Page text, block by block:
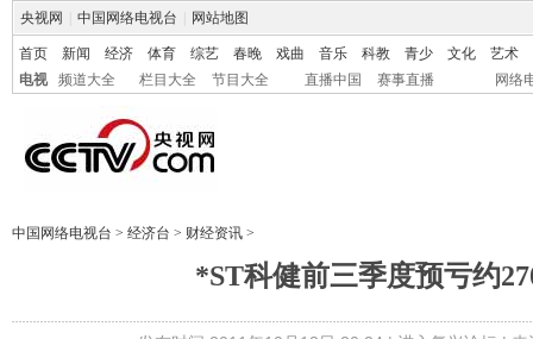
央视网 中国网络电视台 网站地图
首页 新闻 经济 体育 综艺 春晚 戏曲 音乐 科教 青少 文化
艺术
电视
频道大全 栏目大全 节目大全 直播中国 赛事直播 网络
中国网络电视台 > 经济台 > 财经资讯 >
*ST科健前三季度预亏约